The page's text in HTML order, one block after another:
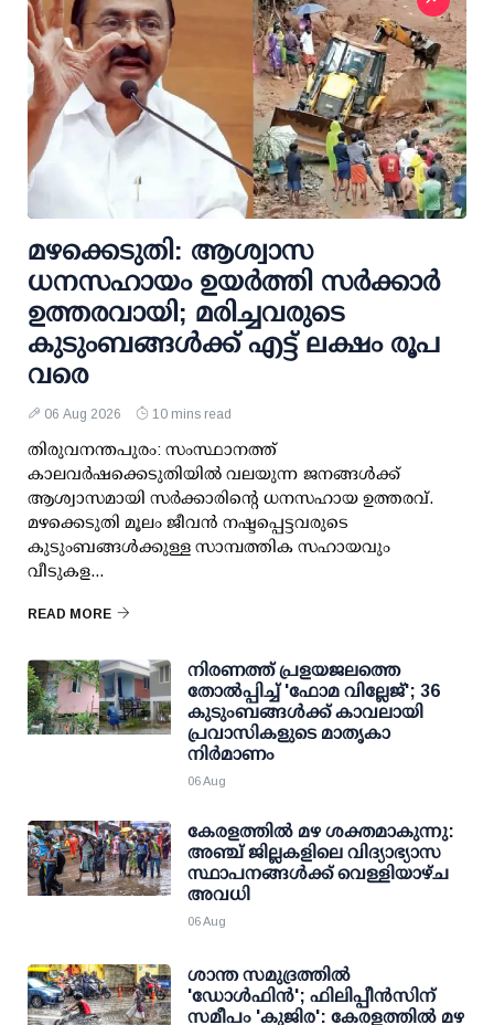
മഴക്കെടുതി: ആശ്വാസ
ധനസഹായം ഉയര്‍ത്തി സര്‍ക്കാര്‍
ഉത്തരവായി; മരിച്ചവരുടെ
കുടുംബങ്ങള്‍ക്ക് എട്ട് ലക്ഷം രൂപ
വരെ
06 Aug 2026 10 mins read
തിരുവനന്തപുരം: സംസ്ഥാനത്ത്
കാലവര്‍ഷക്കെടുതിയില്‍ വലയുന്ന ജനങ്ങള്‍ക്ക്
ആശ്വാസമായി സര്‍ക്കാരിന്റെ ധനസഹായ ഉത്തരവ്.
മഴക്കെടുതി മൂലം ജീവന്‍ നഷ്ടപ്പെട്ടവരുടെ
കുടുംബങ്ങള്‍ക്കുള്ള സാമ്പത്തിക സഹായവും
വീടുകള...
READ MORE
നിരണത്ത് പ്രളയജലത്തെ
തോല്‍പ്പിച്ച് 'ഫോമ വില്ലേജ്'; 36
കുടുംബങ്ങള്‍ക്ക് കാവലായി
പ്രവാസികളുടെ മാതൃകാ
നിര്‍മാണം
06 Aug
കേരളത്തില്‍ മഴ ശക്തമാകുന്നു:
അഞ്ച് ജില്ലകളിലെ വിദ്യാഭ്യാസ
സ്ഥാപനങ്ങള്‍ക്ക് വെള്ളിയാഴ്ച
അവധി
06 Aug
ശാന്ത സമുദ്രത്തില്‍
'ഡോള്‍ഫിന്‍'; ഫിലിപ്പീന്‍സിന്
സമീപം 'കുജിര': കേരളത്തില്‍ മഴ